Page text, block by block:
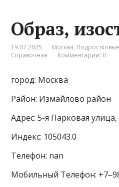
Образ,
19.07.2025 Москва,
Справочная
Комментарии: 0
город: Москва
Район: Измайлово район
Адрес: 5-я Парковая улица,
Индекс: 105043.0
Телефон: nan
Мобильный Телефон: